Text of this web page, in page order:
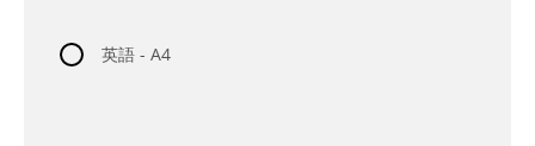
英語 - A4